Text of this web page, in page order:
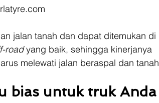
jalan tanah dan dapat ditemukan di
road yang baik, sehingga kinerjanya
melewati jalan beraspal dan tanah
bias untuk truk Anda